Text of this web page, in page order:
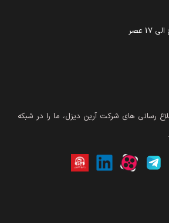
رسانی های شرکت آرین دیزل، ما را در شبکه